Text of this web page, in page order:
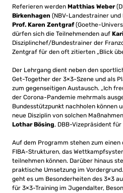
Referieren werden Matthias Weber
Birkenhagen (NBV-Landestrainer
Prof. Karen Zentgraf(Goethe-
dürfen sich die Teilnehmenden auf
Disziplinchef/Bundestrainer der
Zentgraf für den oft zitierten „Blick
Der Lehrgang dient neben den
Get-Together der 3×3-Szene und als
zum gegenseitigen Austausch. „Ich
der Corona-Pandemie mehrmals
Bundesstützpunkt nachholen können
neue Disziplin von solchen
Lothar Bösing, DBB-Vizepräsident
Auf dem Programm stehen zum
FIBA-Strukturen, das
teilnehmen können. Darüber hinaus
praktische Umsetzung im
geht es um Besonderheiten des 3×3
für 3×3-Training im Jugendalter,